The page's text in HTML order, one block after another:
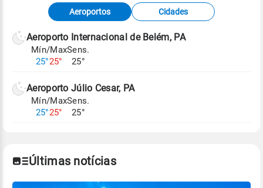
Fonte: dados combinados de estações
meteorológicas e satélite do Centro de Previsão
de Tempo e Estudos Climáticos (CPTEC).
Para obter mais informações sobre os dados
Aeroportos Cidades
Aeroporto Internacional de Belém, PA
Mín/Max
25°25°
Sens.
25°
Aeroporto Júlio Cesar, PA
Mín/Max
25°25°
Sens.
25°
Últimas notícias